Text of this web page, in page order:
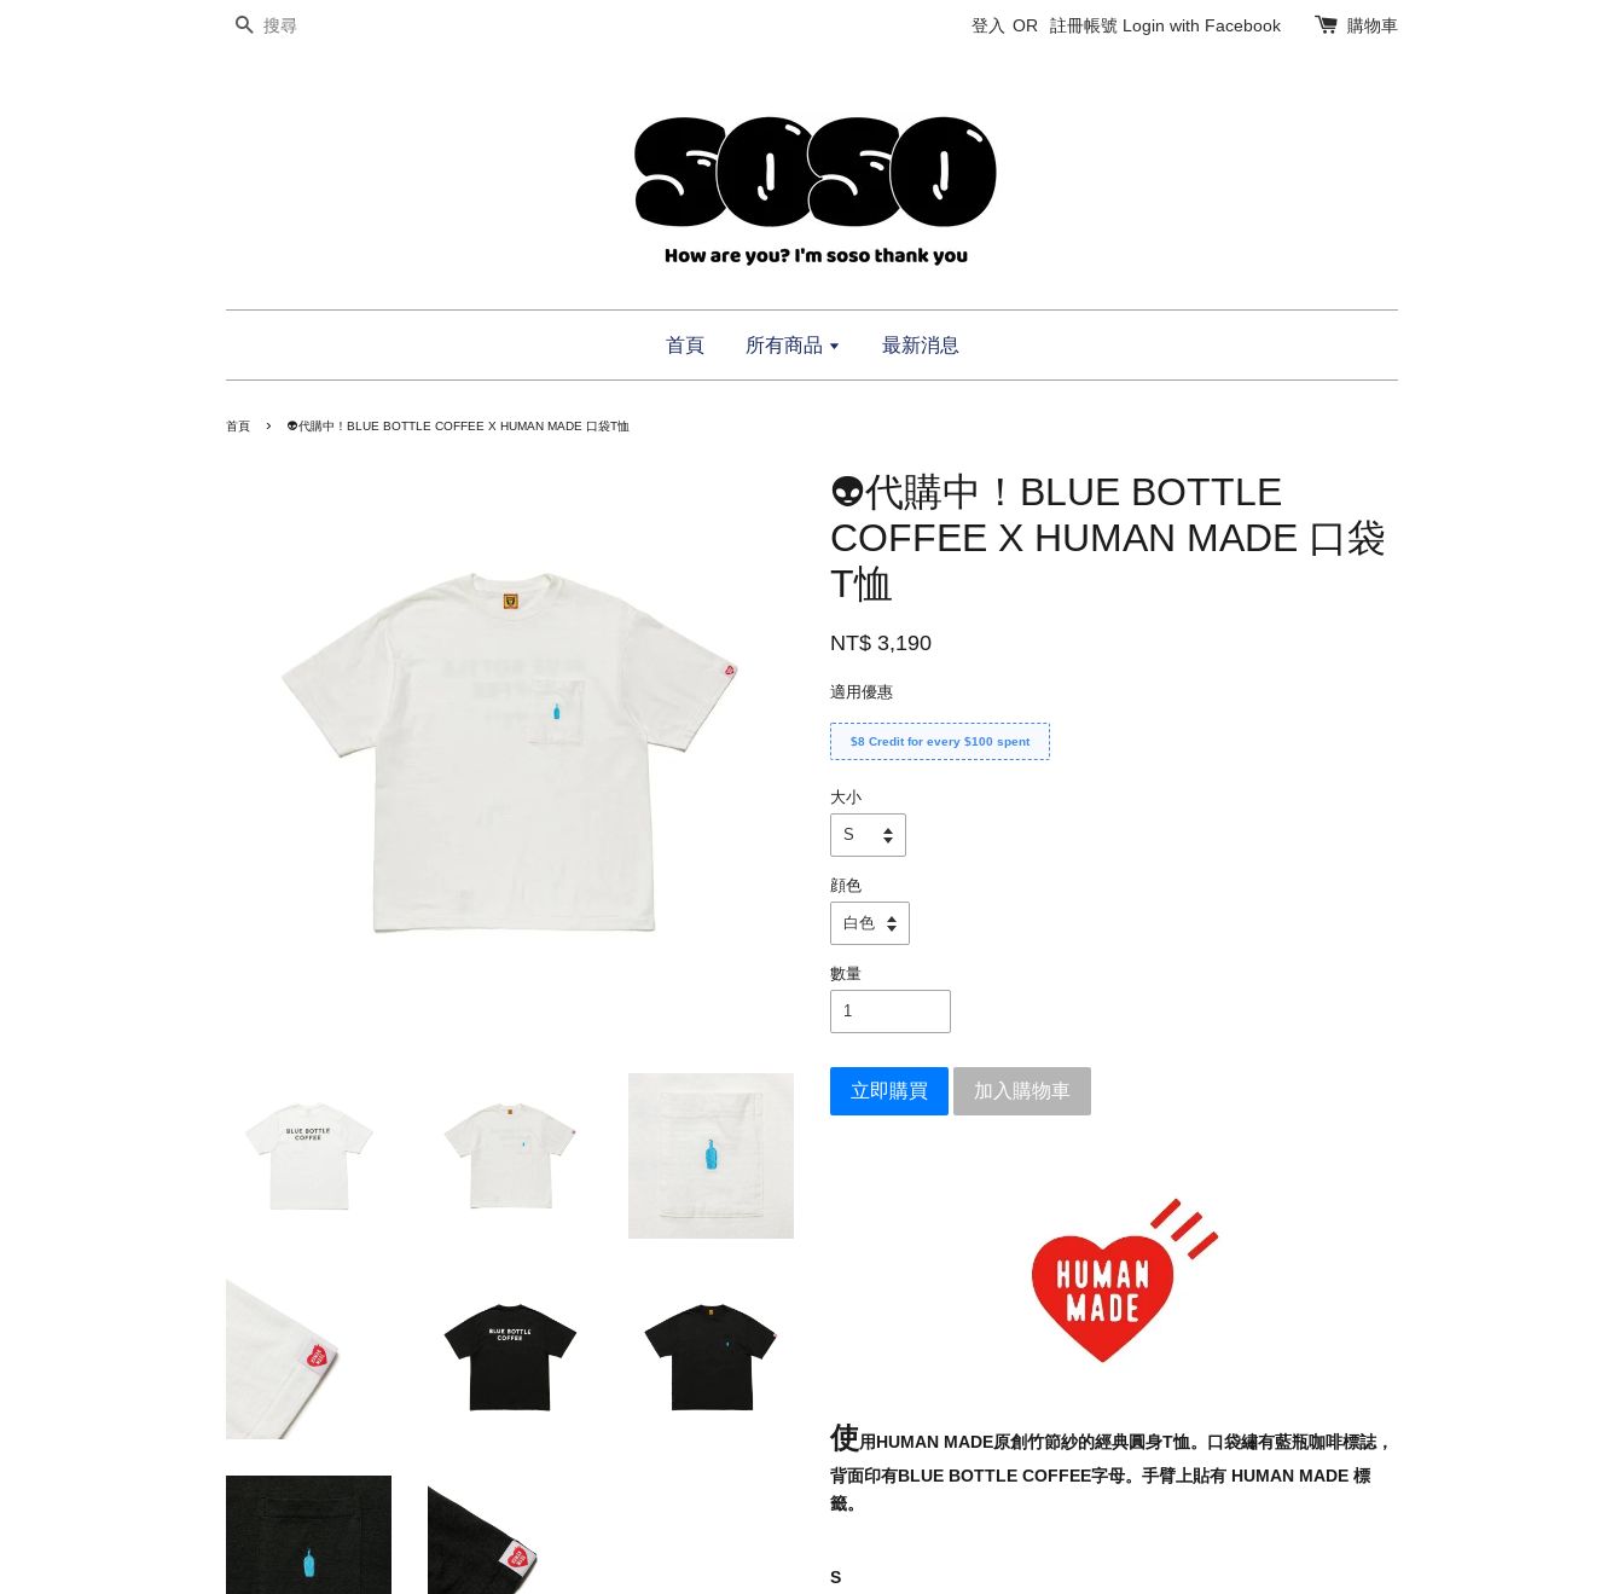
搜尋 登入 OR 註冊帳號 Login with Facebook 購物車
首頁 所有商品 最新消息
首頁 › 👽代購中！BLUE BOTTLE COFFEE X HUMAN MADE 口袋T恤
👽代購中！BLUE BOTTLE
COFFEE X HUMAN MADE 口袋
T恤
NT$ 3,190
適用優惠
$8 Credit for every $100 spent
大小
顔色
數量
立即購買 加入購物車
使用HUMAN MADE原創竹節紗的經典圓身T恤。口袋繡有藍瓶咖啡標誌，
背面印有BLUE BOTTLE COFFEE字母。手臂上貼有 HUMAN MADE 標
籤。
S